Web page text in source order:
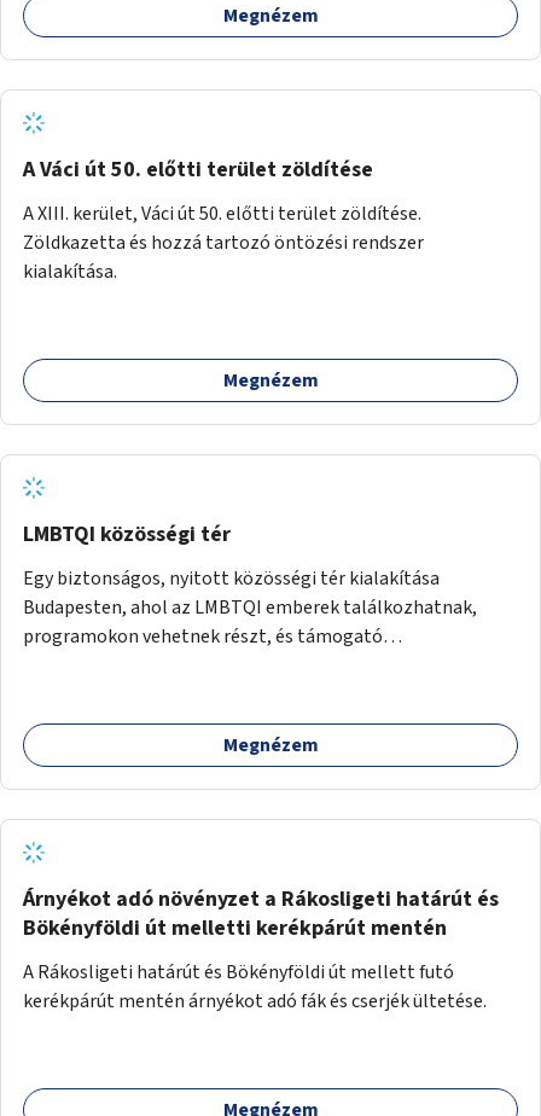
Megnézem
A Váci út 50. előtti terület zöldítése
A XIII. kerület, Váci út 50. előtti terület zöldítése.
Zöldkazetta és hozzá tartozó öntözési rendszer
kialakítása.
Megnézem
LMBTQI közösségi tér
Egy biztonságos, nyitott közösségi tér kialakítása
Budapesten, ahol az LMBTQI emberek találkozhatnak,
programokon vehetnek részt, és támogató
szervezetek programjainak is. Az üzemeltető pályázat
útján lesz kiválasztva.
Megnézem
Árnyékot adó növényzet a Rákosligeti határút és
Bökényföldi út melletti kerékpárút mentén
A Rákosligeti határút és Bökényföldi út mellett futó
kerékpárút mentén árnyékot adó fák és cserjék ültetése.
Megnézem